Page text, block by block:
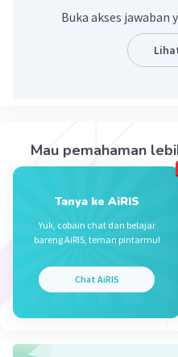
atas garis tsb
Tita A Level 1
Ni ka
Buka akses
Mau pemahaman
Tanya ke AiRIS
Yuk, cobain chat dan belajar
bareng AiRIS, teman pintarmu!
Chat AiRIS